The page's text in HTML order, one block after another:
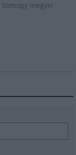
megyei